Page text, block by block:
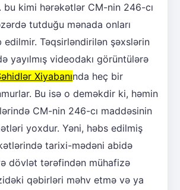
bu kimi hərəkətlər CM-nin 246-cı
tutduğu mənada onları
edilmir. Təqsirləndirilən şəxslərin
yayılmış videodakı görüntülərə
Xiyabanında heç bir
Bu isə o deməkdir ki, həmin
CM-nin 246-cı maddəsinin
yoxdur. Yəni, həbs edilmiş
tarixi-mədəni abidə
dövlət tərəfindən mühafizə
qəbirləri məhv etmə və ya